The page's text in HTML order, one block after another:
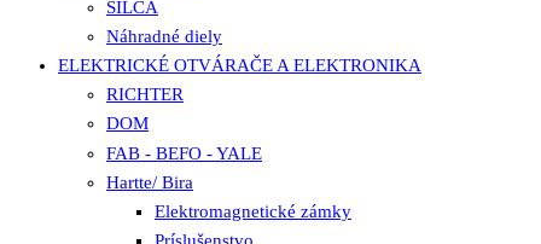
SILCA
Náhradné diely
ELEKTRICKÉ OTVÁRAČE A ELEKTRONIKA
RICHTER
DOM
FAB - BEFO - YALE
Hartte/ Bira
Elektromagnetické zámky
Príslušenstvo